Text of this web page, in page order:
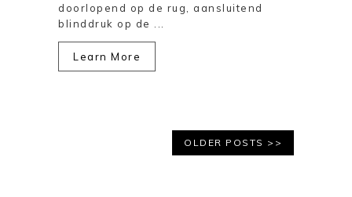
doorlopend op de rug, aansluitend
blinddruk op de ...
Learn More
OLDER POSTS >>